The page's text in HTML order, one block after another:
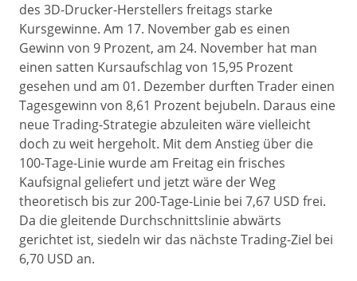
des 3D-Drucker-Herstellers freitags starke
Kursgewinne. Am 17. November gab es einen
Gewinn von 9 Prozent, am 24. November hat man
einen satten Kursaufschlag von 15,95 Prozent
gesehen und am 01. Dezember durften Trader einen
Tagesgewinn von 8,61 Prozent bejubeln. Daraus eine
neue Trading-Strategie abzuleiten wäre vielleicht
doch zu weit hergeholt. Mit dem Anstieg über die
100-Tage-Linie wurde am Freitag ein frisches
Kaufsignal geliefert und jetzt wäre der Weg
theoretisch bis zur 200-Tage-Linie bei 7,67 USD frei.
Da die gleitende Durchschnittslinie abwärts
gerichtet ist, siedeln wir das nächste Trading-Ziel bei
6,70 USD an.